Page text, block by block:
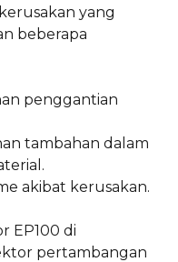
yang
beberapa
penggantian
tambahan dalam
akibat kerusakan.
EP100 di
pertambangan